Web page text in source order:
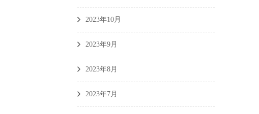
2023年10月
2023年9月
2023年8月
2023年7月